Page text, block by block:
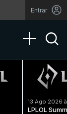
Entrar
Toggle
13 Ago 2026
LPLOL